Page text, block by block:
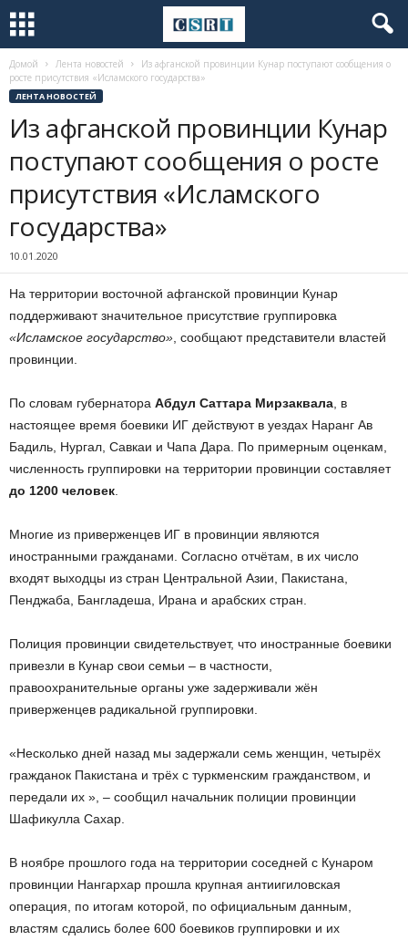
Домой Лента новостей
Из афганской провинции Кунар поступают сообщения о
росте присутствия «Исламского государства»
ЛЕНТА НОВОСТЕЙ
Из афганской провинции Кунар
поступают сообщения о росте
присутствия «Исламского
государства»
10.01.2020
На территории восточной афганской провинции Кунар
поддерживают значительное присутствие группировка
«Исламское государство» , сообщают представители властей
провинции.
По словам губернатора Абдул Саттара Мирзаквала , в
настоящее время боевики ИГ действуют в уездах Наранг Ав
Бадиль, Нургал, Савкаи и Чапа Дара. По примерным оценкам,
численность группировки на территории провинции составляет
до 1200 человек
Многие из приверженцев ИГ в провинции являются
иностранными гражданами. Согласно отчётам, в их число
входят выходцы из стран Центральной Азии, Пакистана,
Пенджаба, Бангладеша, Ирана и арабских стран.
Полиция провинции свидетельствует, что иностранные боевики
привезли в Кунар свои семьи – в частности,
правоохранительные органы уже задерживали жён
приверженцев радикальной группировки.
«Несколько дней назад мы задержали семь женщин, четырёх
гражданок Пакистана и трёх с туркменским гражданством, и
передали их », – сообщил начальник полиции провинции
Шафикулла Сахар.
В ноябре прошлого года на территории соседней с Кунаром
провинции Нангархар прошла крупная антиигиловская
операция, по итогам которой, по официальным данным,
властям сдались более 600 боевиков группировки и их